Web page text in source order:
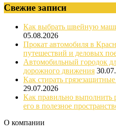
Свежие записи
Как выбрать швейную
05.08.2026
Прокат автомобиля в
путешествий и деловых
Автомобильный городок
дорожного движения
Как стирать
29.07.2026
Как правильно выполнить
его в полезное
О компании